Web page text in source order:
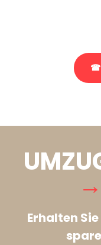
☎
Erhalten